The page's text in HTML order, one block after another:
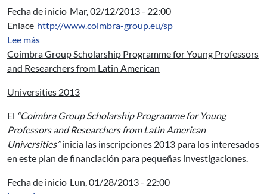
Fecha de inicio Mar, 02/12/2013 - 22:00
Enlace http://www.coimbra-group.eu/sp
Lee mássobre Coimbra Group Scholarship Programme for
Coimbra Group Scholarship Programme for Young Professors
and Researchers from Latin American
Universities 2013
El “Coimbra Group Scholarship Programme for Young
Professors and Researchers from Latin American
Universities”inicia las inscripciones 2013 para los interesados
en este plan de financiación para pequeñas investigaciones.
Fecha de inicio Lun, 01/28/2013 - 22:00